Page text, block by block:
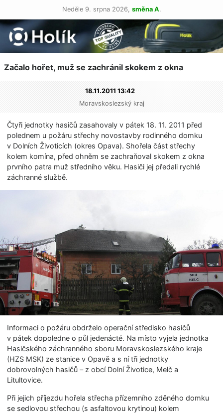
Neděle 9. srpna 2026, směna A.
Začalo hořet, muž se zachránil skokem z okna
18.11.2011 13:42
Moravskoslezský kraj
Čtyři jednotky hasičů zasahovaly v pátek 18. 11. 2011 před
polednem u požáru střechy novostavby rodinného domku
v Dolních Životicích (okres Opava). Shořela část střechy
kolem komína, před ohněm se zachraňoval skokem z okna
prvního patra muž středního věku. Hasiči jej předali rychlé
záchranné službě.
Informaci o požáru obdrželo operační středisko hasičů
v pátek dopoledne o půl jedenácté. Na místo vyjela jednotka
Hasičského záchranného sboru Moravskoslezského kraje
(HZS MSK) ze stanice v Opavě a s ní tři jednotky
dobrovolných hasičů – z obcí Dolní Životice, Melč a
Litultovice.
Při jejich příjezdu hořela střecha přízemního zděného domku
se sedlovou střechou (s asfaltovou krytinou) kolem